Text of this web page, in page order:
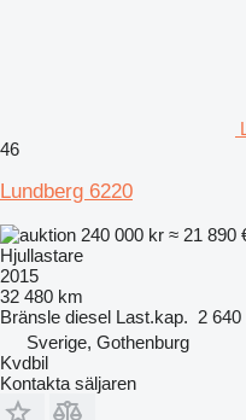
46
Lundberg 6220
240 000 kr ≈ 21 890
Hjullastare
2015
32 480 km
Bränsle diesel Last.kap. 2 640
Sverige, Gothenburg
Kvdbil
Kontakta säljaren